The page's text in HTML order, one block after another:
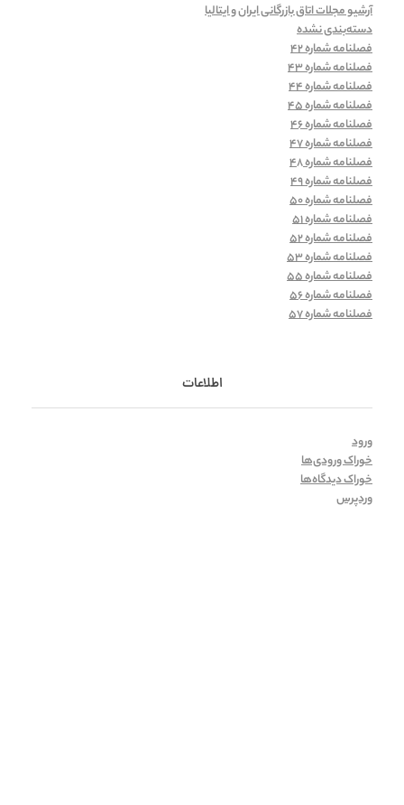
آرشیو مجلات اتاق بازرگانی ایران و ایتالیا
دسته‌بندی نشده
فصلنامه شماره 42
فصلنامه شماره 43
فصلنامه شماره 44
فصلنامه شماره 45
فصلنامه شماره 46
فصلنامه شماره 47
فصلنامه شماره 48
فصلنامه شماره 49
فصلنامه شماره 50
فصلنامه شماره 51
فصلنامه شماره 52
فصلنامه شماره 53
فصلنامه شماره 55
فصلنامه شماره 56
فصلنامه شماره 57
اطلاعات
ورود
خوراک ورودی‌ها
خوراک دیدگاه‌ها
وردپرس